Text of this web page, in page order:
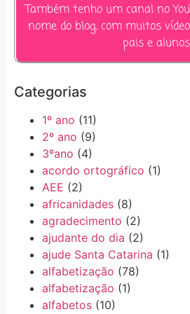
Também tenho um canal no
nome do blog, com muitos
pais e
Categorias
1º ano (11)
2º ano (9)
3ºano (4)
acordo ortográfico (1)
AEE (2)
africanidades (8)
agradecimento (2)
ajudante do dia (2)
ajude Santa Catarina (1)
alfabetização (78)
alfabetização (1)
alfabetos (10)